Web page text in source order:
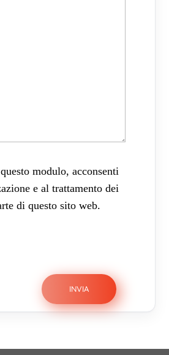
modulo, acconsenti
e al trattamento dei
di questo sito web.